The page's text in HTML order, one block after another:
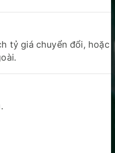
tỷ giá chuyển đổi, hoặc